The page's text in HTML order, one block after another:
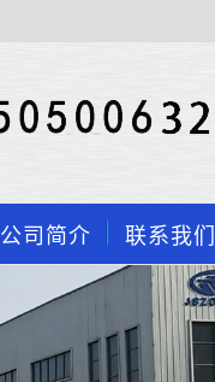
公司简介 联系我们